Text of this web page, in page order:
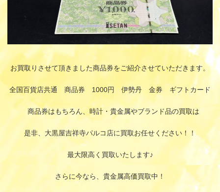
お買取りさせて頂きました商品券をご紹介させていただきます。
全国百貨店共通 商品券 1000円 伊勢丹 金券 ギフトカード
商品券はもちろん、時計・貴金属やブランド品の買取は
是非、大黒屋吉祥寺パルコ店に買取お任せください！！
最大限高く買取いたします♪
さらに今なら、貴金属高価買取中！